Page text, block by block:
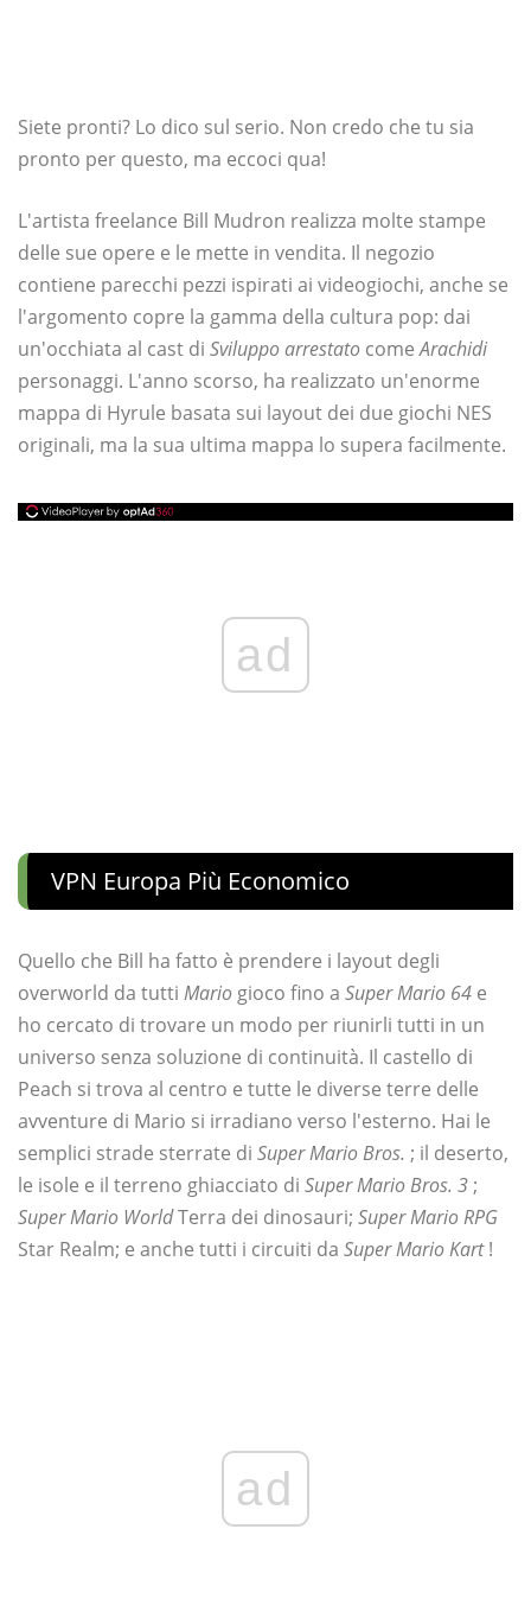
Siete pronti? Lo dico sul serio. Non credo che tu sia
pronto per questo, ma eccoci qua!
L'artista freelance Bill Mudron realizza molte stampe
delle sue opere e le mette in vendita. Il negozio
contiene parecchi pezzi ispirati ai videogiochi, anche se
l'argomento copre la gamma della cultura pop: dai
un'occhiata al cast di Sviluppo arrestato comeArachidi
personaggi. L'anno scorso, ha realizzato un'enorme
mappa di Hyrule basata sui layout dei due giochi NES
originali, ma la sua ultima mappa lo supera facilmente.
ad
VPN Europa Più Economico
Quello che Bill ha fatto è prendere i layout degli
overworld da tutti Mario gioco fino a Super Mario 64 e
ho cercato di trovare un modo per riunirli tutti in un
universo senza soluzione di continuità. Il castello di
Peach si trova al centro e tutte le diverse terre delle
avventure di Mario si irradiano verso l'esterno. Hai le
semplici strade sterrate di Super Mario Bros. ; il deserto,
le isole e il terreno ghiacciato di Super Mario Bros. 3 ;
Super Mario WorldTerra dei dinosauri; Super Mario RPG
Star Realm; e anche tutti i circuiti da Super Mario Kart!
ad